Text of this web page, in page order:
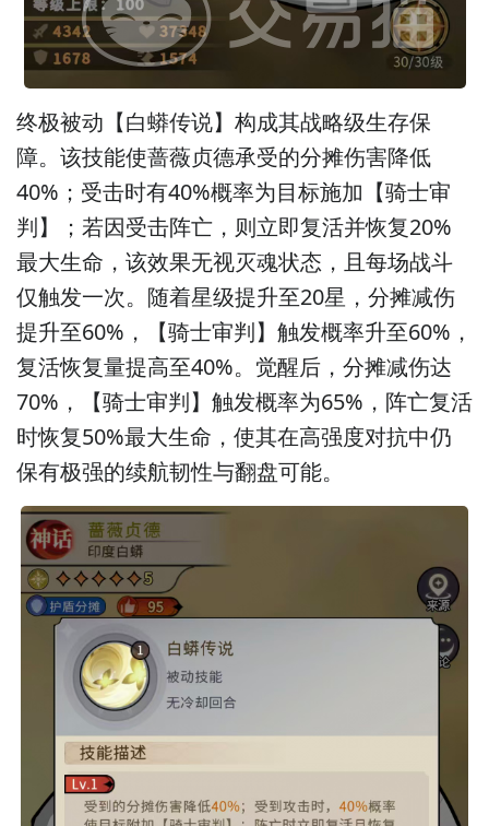
终极被动【白蟒传说】构成其战略级生存保
障。该技能使蔷薇贞德承受的分摊伤害降低
40%；受击时有40%概率为目标施加【骑士审
判】；若因受击阵亡，则立即复活并恢复20%
最大生命，该效果无视灭魂状态，且每场战斗
仅触发一次。随着星级提升至20星，分摊减伤
提升至60%，【骑士审判】触发概率升至60%，
复活恢复量提高至40%。觉醒后，分摊减伤达
70%，【骑士审判】触发概率为65%，阵亡复活
时恢复50%最大生命，使其在高强度对抗中仍
保有极强的续航韧性与翻盘可能。